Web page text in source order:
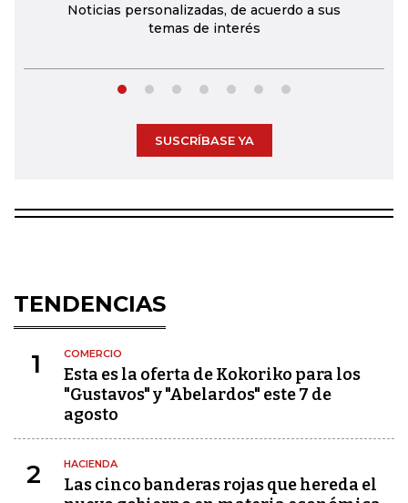
Noticias personalizadas, de acuerdo a sus
temas de interés
SUSCRÍBASE YA
TENDENCIAS
1 COMERCIO
Esta es la oferta de Kokoriko para los
"Gustavos" y "Abelardos" este 7 de
agosto
2 HACIENDA
Las cinco banderas rojas que hereda el